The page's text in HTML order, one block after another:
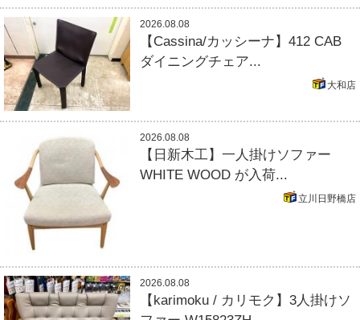
2026.08.08
【Cassina/カッシーナ】412 CAB
ダイニングチェア...
大和店
2026.08.08
【日新木工】一人掛けソファー
WHITE WOOD が入荷...
立川日野橋店
2026.08.08
【karimoku / カリモク】3人掛けソ